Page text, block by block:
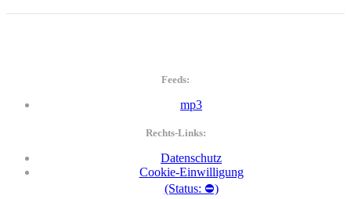
Feeds:
mp3
Rechts-Links:
Datenschutz
Cookie-Einwilligung
(Status: ⛔)